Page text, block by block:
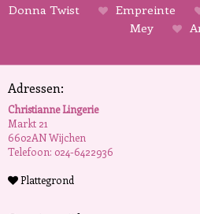
Donna Twist
Empreinte
Mey
Adressen:
Christianne Lingerie
Markt 21
6602AN Wijchen
Telefoon: 024-6422936
Plattegrond